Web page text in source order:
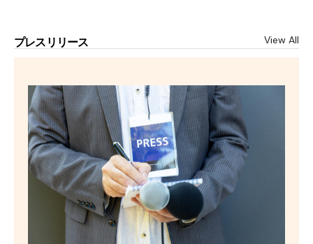
プレスリリース View All